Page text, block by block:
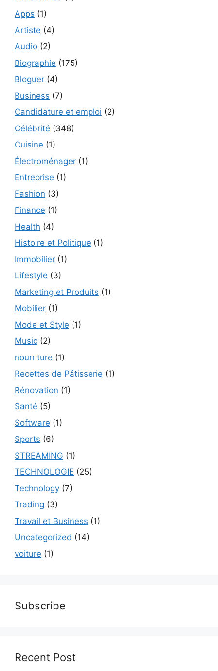
Apps (1)
Artiste (4)
Audio (2)
Biographie (175)
Bloguer (4)
Business (7)
Candidature et emploi (2)
Célébrité (348)
Cuisine (1)
Électroménager (1)
Entreprise (1)
Fashion (3)
Finance (1)
Health (4)
Histoire et Politique (1)
Immobilier (1)
Lifestyle (3)
Marketing et Produits (1)
Mobilier (1)
Mode et Style (1)
Music (2)
nourriture (1)
Recettes de Pâtisserie (1)
Rénovation (1)
Santé (5)
Software (1)
Sports (6)
STREAMING (1)
TECHNOLOGIE (25)
Technology (7)
Trading (3)
Travail et Business (1)
Uncategorized (14)
voiture (1)
Subscribe
Recent Post